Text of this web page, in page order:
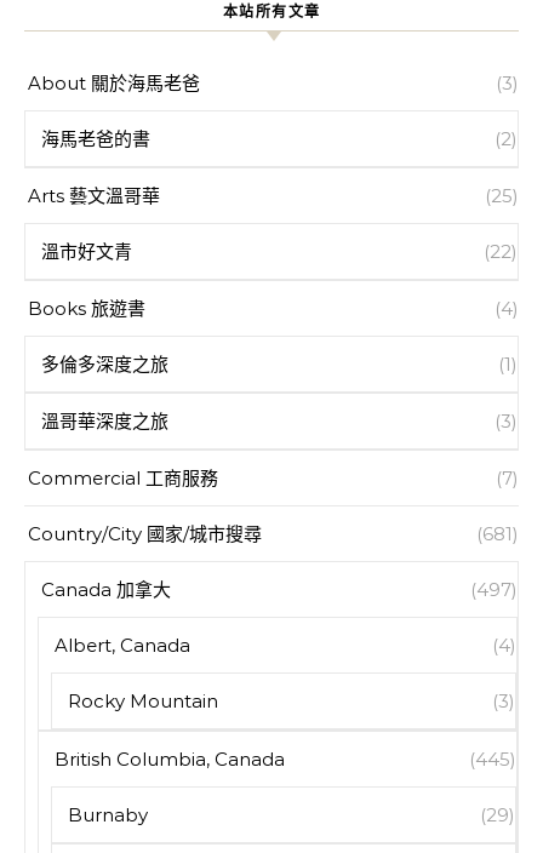
本站所有文章
About 關於海馬老爸 (3)
海馬老爸的書 (2)
Arts 藝文溫哥華 (25)
溫市好文青 (22)
Books 旅遊書 (4)
多倫多深度之旅 (1)
溫哥華深度之旅 (3)
Commercial 工商服務 (7)
Country/City 國家/城市搜尋 (681)
Canada 加拿大 (497)
Albert, Canada (4)
Rocky Mountain (3)
British Columbia, Canada (445)
Burnaby (29)